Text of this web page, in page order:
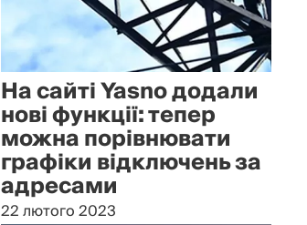
На сайті Yasno додали
нові функції: тепер
можна порівнювати
графіки відключень за
адресами
22 лютого 2023